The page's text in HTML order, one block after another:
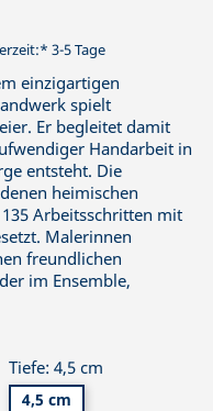
3-5 Tage
einzigartigen
spielt
Er begleitet damit
Handarbeit in
entsteht. Die
heimischen
Arbeitsschritten mit
Malerinnen
freundlichen
im Ensemble,
Tiefe: 4,5 cm
4,5 cm